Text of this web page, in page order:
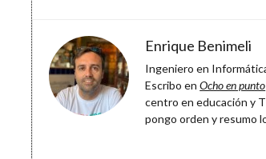
Enrique Benimeli
Ingeniero en
Escribo enOcho en punto
centro en educación y
pongo orden y resumo